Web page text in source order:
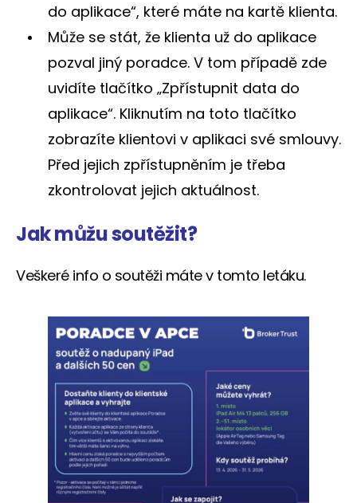
do aplikace“, které máte na kartě klienta.
Může se stát, že klienta už do aplikace
pozval jiný poradce. V tom případě zde
uvidíte tlačítko „Zpřístupnit data do
aplikace“. Kliknutím na toto tlačítko
zobrazíte klientovi v aplikaci své smlouvy.
Před jejich zpřístupněním je třeba
zkontrolovat jejich aktuálnost.
Jak můžu soutěžit?
Veškeré info o soutěži máte v tomto letáku.